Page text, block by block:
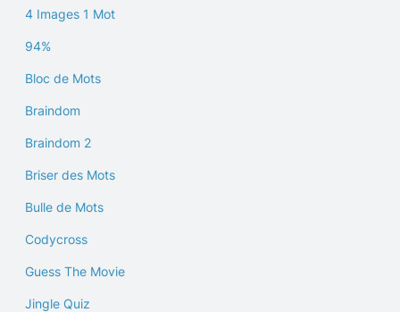
4 Images 1 Mot
94%
Bloc de Mots
Braindom
Braindom 2
Briser des Mots
Bulle de Mots
Codycross
Guess The Movie
Jingle Quiz